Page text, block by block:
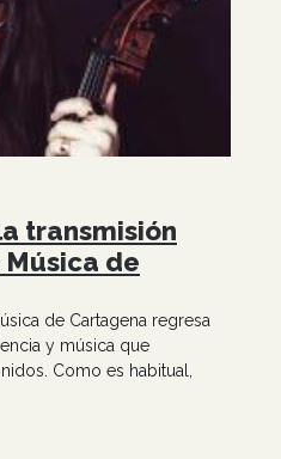
transmisión
de
de Cartagena regresa
y música que
Como es habitual,